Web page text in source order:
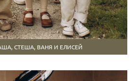
СТЕША, ВАНЯ И ЕЛИСЕЙ